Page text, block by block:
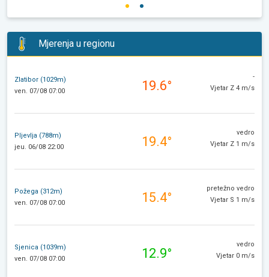
Mjerenja u regionu
Zlatibor (1029m)
ven. 07/08 07:00
19.6°
-
Vjetar Z 4 m/s
Pljevlja (788m)
jeu. 06/08 22:00
19.4°
vedro
Vjetar Z 1 m/s
Požega (312m)
ven. 07/08 07:00
15.4°
pretežno vedro
Vjetar S 1 m/s
Sjenica (1039m)
ven. 07/08 07:00
12.9°
vedro
Vjetar 0 m/s